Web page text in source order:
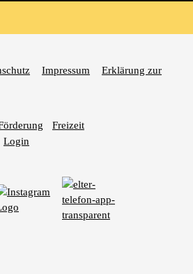
Impressum
Erklärung zur
Freizeit
Login